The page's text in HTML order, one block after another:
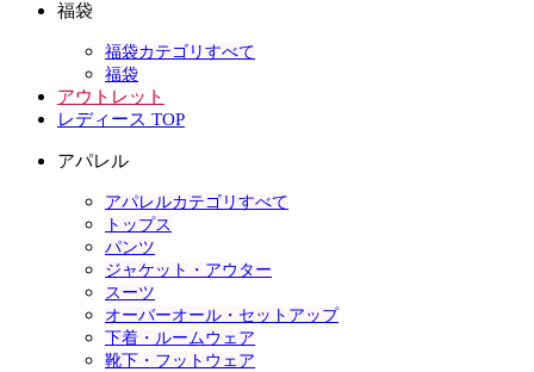
福袋
福袋カテゴリすべて
福袋
アウトレット
レディース TOP
アパレル
アパレルカテゴリすべて
トップス
パンツ
ジャケット・アウター
スーツ
オーバーオール・セットアップ
下着・ルームウェア
靴下・フットウェア